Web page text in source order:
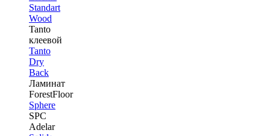
Standart
Wood
Tanto
клеевой
Tanto
Dry
Back
Ламинат
ForestFloor
Sphere
SPC
Adelar